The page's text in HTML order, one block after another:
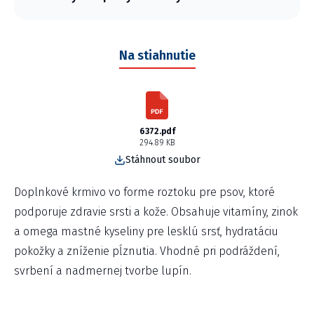
Na stiahnutie
6372.pdf
294.89 KB
Stáhnout soubor
Doplnkové krmivo vo forme roztoku pre psov, ktoré
podporuje zdravie srsti a kože. Obsahuje vitamíny, zinok
a omega mastné kyseliny pre lesklú srsť, hydratáciu
pokožky a zníženie pĺznutia. Vhodné pri podráždení,
svrbení a nadmernej tvorbe lupín.